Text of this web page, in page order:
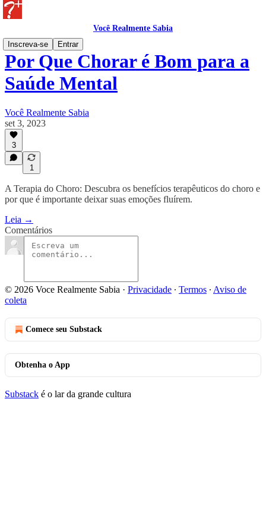
Você Realmente Sabia
Inscreva-se
Entrar
Por Que Chorar é Bom para a
Saúde Mental
Você Realmente Sabia
set 3, 2023
3
1
A Terapia do Choro: Descubra os benefícios terapêuticos do choro e
por que é importante deixar suas emoções fluírem.
Leia →
Comentários
© 2026 Voce Realmente Sabia · Privacidade ∙ Termos ∙ Aviso de
coleta
Comece seu Substack
Obtenha o App
Substack é o lar da grande cultura